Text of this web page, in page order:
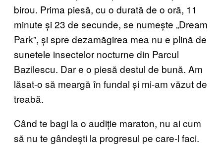
birou. Prima piesă, cu o durată de o oră, 11
minute și 23 de secunde, se numește „Dream
Park”, și spre dezamăgirea mea nu e plină de
sunetele insectelor nocturne din Parcul
Bazilescu. Dar e o piesă destul de bună. Am
lăsat-o să meargă în fundal și mi-am văzut de
treabă.
Când te bagi la o audiție maraton, nu ai cum
să nu te gândești la progresul pe care-l faci.